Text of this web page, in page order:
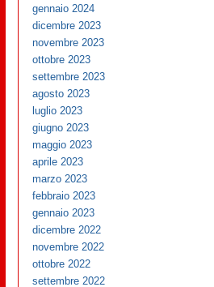
gennaio 2024
dicembre 2023
novembre 2023
ottobre 2023
settembre 2023
agosto 2023
luglio 2023
giugno 2023
maggio 2023
aprile 2023
marzo 2023
febbraio 2023
gennaio 2023
dicembre 2022
novembre 2022
ottobre 2022
settembre 2022